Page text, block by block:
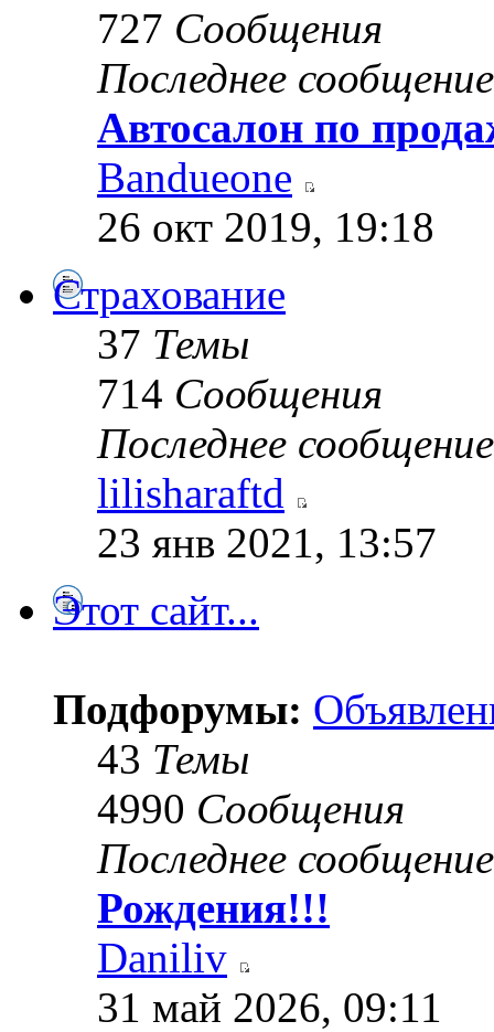
727 Сообщения
Последнее сообщение
Автосалон по
Bandueone
26 окт 2019, 19:18
Страхование
37 Темы
714 Сообщения
Последнее сообщение
lilisharaftd
23 янв 2021, 13:57
Этот сайт...
Подфорумы:
43 Темы
4990 Сообщения
Последнее сообщение
Рождения!!!
Daniliv
31 май 2026, 09:11